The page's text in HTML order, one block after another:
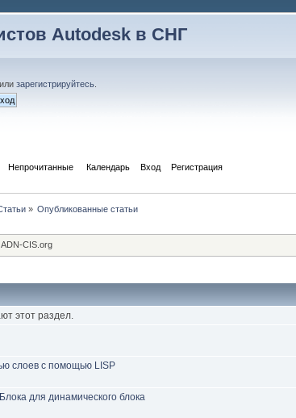
Autodesk в СНГ
илизарегистрируйтесь
Непрочитанные Календарь Вход Регистрация
» Опубликованные статьи
CIS.org
этот раздел.
слоев с помощью LISP
для динамического блока